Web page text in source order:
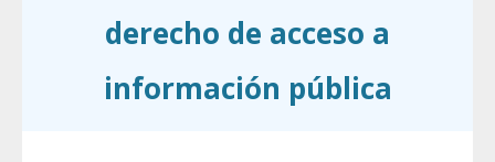
derecho de acceso a
información pública